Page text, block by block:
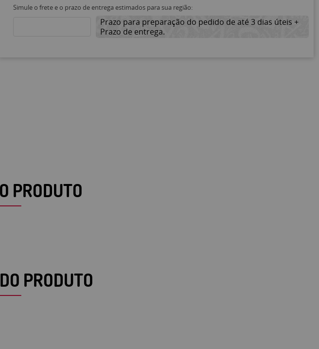
Simule o frete e o prazo de entrega estimados para sua região:
Prazo para preparação do pedido de até 3 dias úteis +
Prazo de entrega.
PRODUTO
PRODUTO